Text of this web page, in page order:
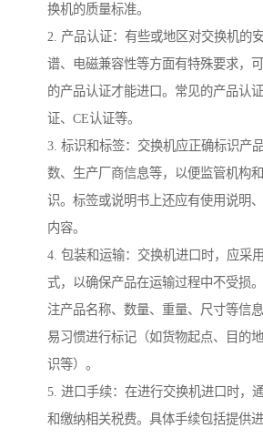
换机的质量标准。
2. 产品认证：有些或地区对交换机的
谱、电磁兼容性等方面有特殊要求，
的产品认证才能进口。常见的产品认
证、CE认证等。
3. 标识和标签：交换机应正确标识产
数、生产厂商信息等，以便监管机构
识。标签或说明书上还应有使用说明
内容。
4. 包装和运输：交换机进口时，应采
式，以确保产品在运输过程中不受损
注产品名称、数量、重量、尺寸等信
易习惯进行标记（如货物起点、目的
识等）。
5. 进口手续：在进行交换机进口时，
和缴纳相关税费。具体手续包括提供